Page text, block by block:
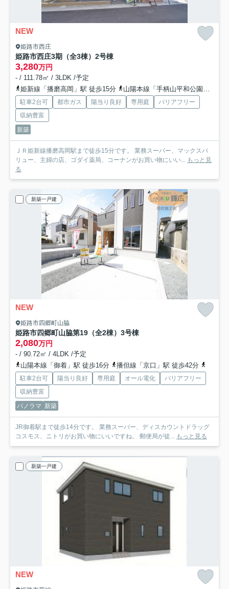
NEW
姫路市西庄
姫路市西庄3期（全3棟）2号棟
3,280万円
- / 111.78㎡ / 3LDK /予定
姫新線「播磨高岡」駅 徒歩15分
山陽本線「手柄山平和公園」駅 徒歩25分
駐車2台可 都市ガス 陽当り良好 専用庭
バリアフリー
収納豊富
新築
ＪＲ姫新線播磨高岡駅まで徒歩15分です。 業務スーパー、マックスバ
リュー、主婦の店、ゴダイ薬局、コーナンがお買い物にいい...
もっと見
る
新築一戸建
NEW
姫路市四郷町山脇
姫路市四郷町山脇第19（全2棟）3号棟
2,080万円
- / 90.72㎡ / 4LDK /予定
山陽本線「御着」駅 徒歩16分
播但線「京口」駅 徒歩42分
駐車2台可 陽当り良好 専用庭 オール電化
バリアフリー
収納豊富
パノラマ 新築
JR御着駅まで徒歩14分です。 業務スーパー、ディスカウントドラッグ
コスモス、ニトリがお買い物にいいですね。 郵便局が徒...
もっと見る
新築一戸建
NEW